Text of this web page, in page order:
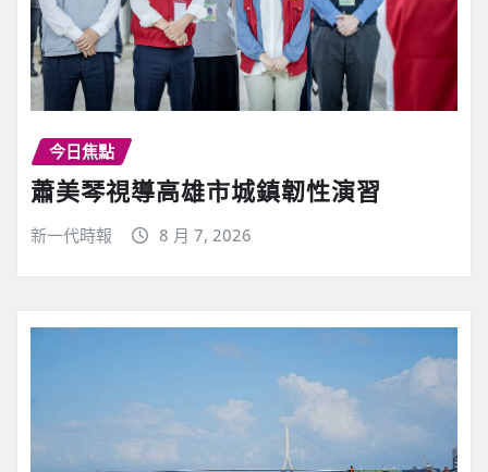
今日焦點
蕭美琴視導高雄市城鎮韌性演習
新一代時報 8 月 7, 2026